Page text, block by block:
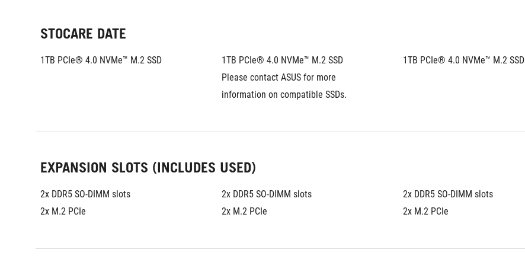
STOCARE DATE
1TB PCIe® 4.0 NVMe™ M.2 SSD
1TB PCIe® 4.0 NVMe™ M.2 SSD
Please contact ASUS for more
information on compatible SSDs.
1TB PCIe® 4.0 NVMe™ M.2 SSD
EXPANSION SLOTS (INCLUDES USED)
2x DDR5 SO-DIMM slots
2x M.2 PCIe
2x DDR5 SO-DIMM slots
2x M.2 PCIe
2x DDR5 SO-DIMM slots
2x M.2 PCIe